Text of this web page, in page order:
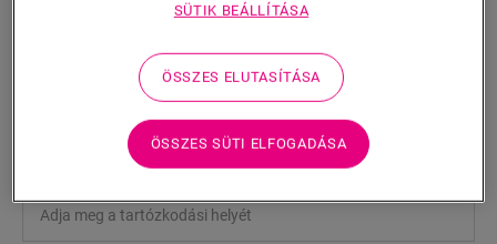
Gyönyörű felület
Az Ön vinyl padlójához
Vegye figyelembe a tágulási profilokat
Karcálló felső réteg
SÜTIK BEÁLLÍTÁSA
ÖSSZES ELUTASÍTÁSA
ÖSSZES SÜTI ELFOGADÁSA